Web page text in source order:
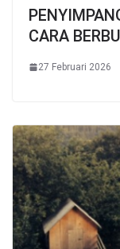
CARA
27 Februari 2026